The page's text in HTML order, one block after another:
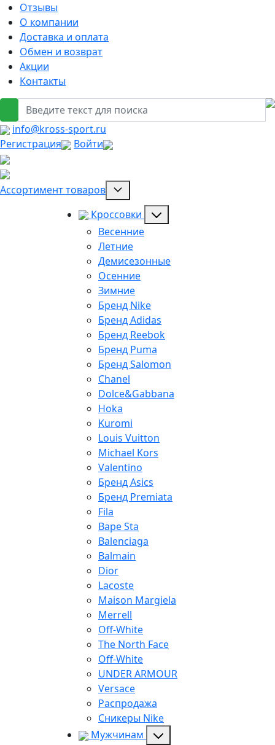
Отзывы
О компании
Доставка и оплата
Обмен и возврат
Акции
Контакты
info@kross-sport.ru
Регистрация
Войти
Ассортимент товаров
Кроссовки
Весенние
Летние
Демисезонные
Осенние
Зимние
Бренд Nike
Бренд Adidas
Бренд Reebok
Бренд Puma
Бренд Salomon
Chanel
Dolce&Gabbana
Hoka
Kuromi
Louis Vuitton
Michael Kors
Valentino
Бренд Asics
Бренд Premiata
Fila
Bape Sta
Balenciaga
Balmain
Dior
Lacoste
Maison Margiela
Merrell
Off-White
The North Face
Off-White
UNDER ARMOUR
Versace
Распродажа
Сникеры Nike
Мужчинам